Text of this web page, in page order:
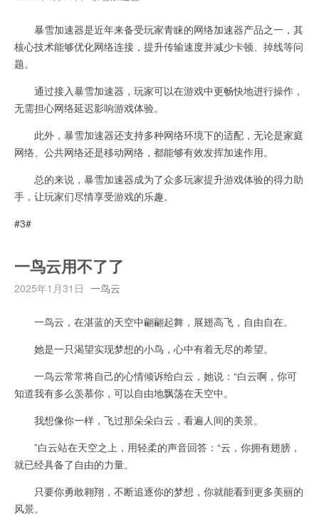
暴雪加速器是近年来备受玩家青睐的网络加速器产品之一，其
核心技术能够优化网络连接，提升传输速度并减少卡顿、掉线等问
题。
通过接入暴雪加速器，玩家可以在游戏中更畅快地进行操作，
无需担心网络延迟影响游戏体验。
此外，暴雪加速器还支持多种网络环境下的适配，无论是家庭
网络、公共网络还是移动网络，都能够有效发挥加速作用。
总的来说，暴雪加速器成为了众多玩家提升游戏体验的得力助
手，让玩家们尽情享受游戏的乐趣。
#3#
一鸟云用不了了
2025年1月31日 一鸟云
一鸟云，在湛蓝的天空中翩翩起舞，展翅高飞，自由自在。
她是一只渴望实现梦想的小鸟，心中有着无尽的希望。
一鸟云常常将自己的心情倾诉给白云，她说：“白云啊，你可
知道我有多么羡慕你，可以自由地飘荡在天空中。
我想像你一样，飞过那朵朵白云，看遍人间的美景。
”白云站在天空之上，用轻柔的声音回答：“云，你拥有翅膀，
就已经具备了自由的力量。
只要你勇敢翱翔，不断追逐你的梦想，你就能看到更多美丽的
风景。